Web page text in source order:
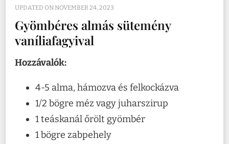
UPDATED ONNOVEMBER 24, 2023
Gyömbéres almás sütemény
vaníliafagyival
Hozzávalók:
4-5 alma, hámozva és felkockázva
1/2 bögre méz vagy juharszirup
1 teáskanál őrölt gyömbér
1 bögre zabpehely